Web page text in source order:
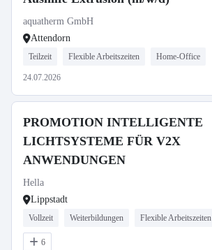
aquatherm GmbH
Attendorn
Teilzeit Flexible Arbeitszeiten Home-Office
24.07.2026
PROMOTION INTELLIGENTE
LICHTSYSTEME FÜR V2X
ANWENDUNGEN
Hella
Lippstadt
Vollzeit Weiterbildungen Flexible Arbeitszeiten
6